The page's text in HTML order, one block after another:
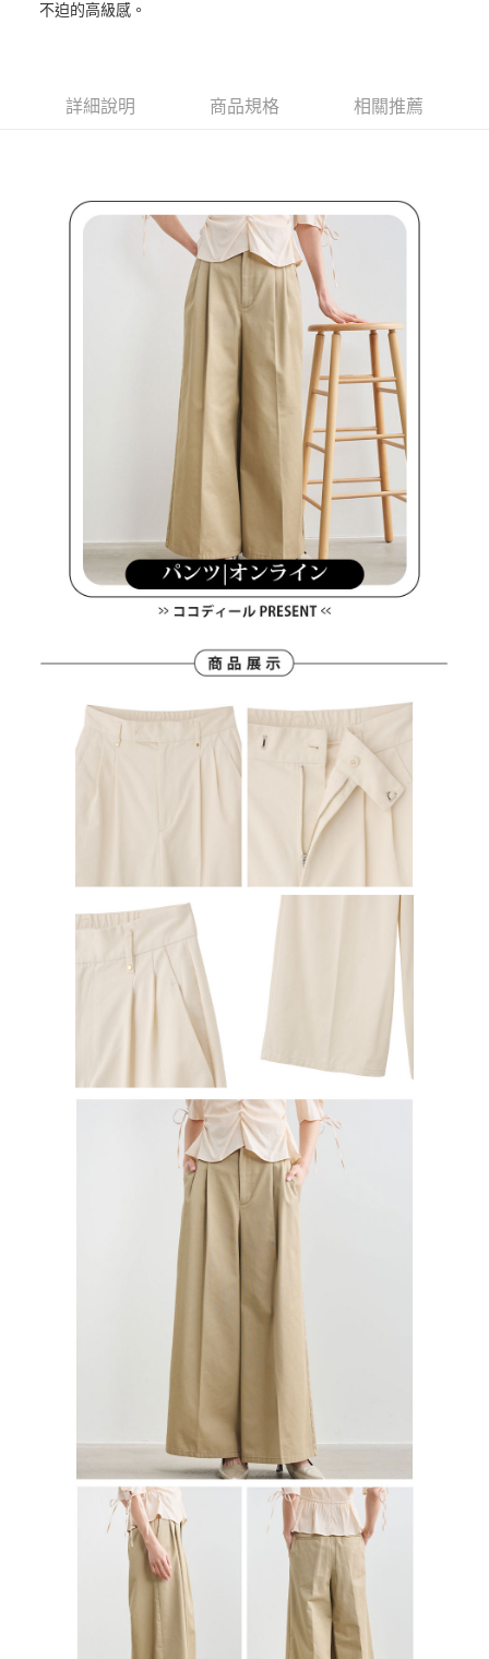
結帳頁面，進行簡訊認證並確認金額後，即可完成結帳。
※ 請注意：結帳手續完成當下不需立刻繳費，但若您需要取消訂單，請聯絡
購買商品的店家。未經商家同意取消之訂單仍視為有效，需透過AFTEE先享
【注意事項】
１．透過由恩沛科技股份有限公司提供之「AFTEE先享後付」服務完成之交
易，需依本服務之必要範圍內提供個人資料，並將交易相關給付款項請求債
權轉讓予恩沛科技股份有限公司。
２．關於個人資料處理事宜，請瀏覽以下網址：
３．未成年的使用者請事先徵得法定代理人或監護人之同意方可使用
「AFTEE先享後付」，若未經同意申辦者引起之損失，本公司不負相關責
４．使用「AFTEE先享後付」時，將依據個別帳號之用戶狀況，依本公司即
時審查核予不同之上限額度；若仍有額度不足之情形，本公司將視審查結果
５．嚴禁一人註冊多個帳號或使用他人資訊註冊。若發現惡意使用之情形，
恩沛科技股份有限公司將有權停止該用戶之使用額度並採取法律行動。
付款後全家取貨
7-11取貨付款
不迫的高級感。
詳細說明 商品規格 相關推薦